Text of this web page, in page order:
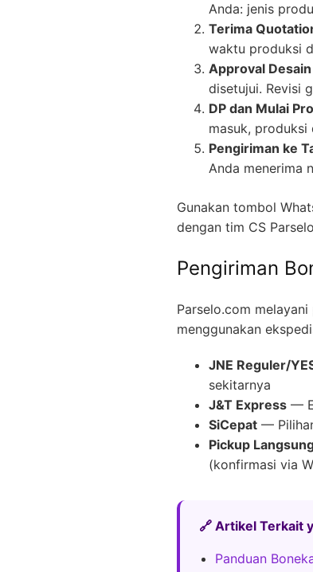
Anda: jenis
Terima
waktu produksi
Approval Desain
disetujui. Revisi
DP dan Mulai
masuk,
Pengiriman ke
Anda menerima
Gunakan tombol
dengan tim CS
Pengiriman
Parselo.com
menggunakan
JNE Reguler/
sekitarnya
J&T Express —
SiCepat —
Pickup
(konfirmasi via
🔗 Artikel Terkait
Panduan